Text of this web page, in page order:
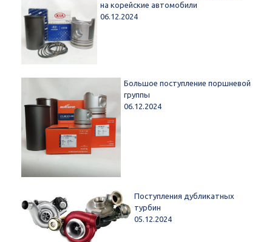
на корейские автомобили
06.12.2024
Большое поступление поршневой
группы
06.12.2024
Поступления дубликатных
турбин
05.12.2024